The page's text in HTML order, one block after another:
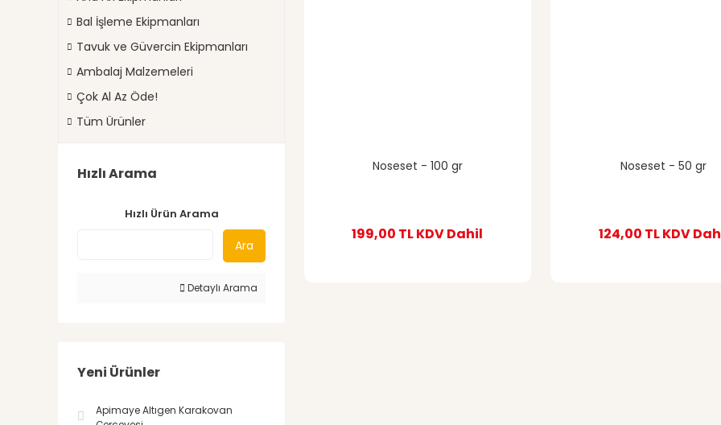
Bal İşleme Ekipmanları
Tavuk ve Güvercin Ekipmanları
Ambalaj Malzemeleri
Çok Al Az Öde!
Tüm Ürünler
Hızlı Arama
Hızlı Ürün Arama
Ara
Detaylı Arama
Yeni Ürünler
Apimaye Altıgen Karakovan
Noseset - 100 gr
199,00 TLKDV Dahil
Noseset - 50 gr
124,00 TLKDV